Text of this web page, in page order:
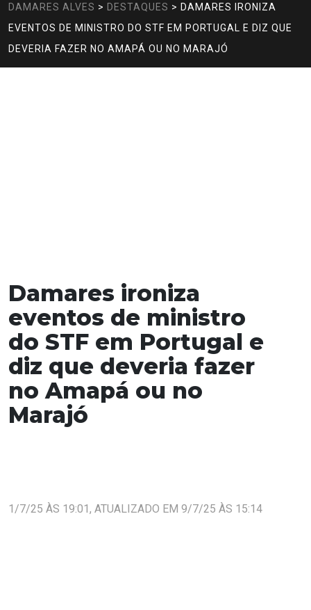
DAMARES ALVES > DESTAQUES > DAMARES IRONIZA
EVENTOS DE MINISTRO DO STF EM PORTUGAL E DIZ QUE
DEVERIA FAZER NO AMAPÁ OU NO MARAJÓ
Damares ironiza
eventos de ministro
do STF em Portugal e
diz que deveria fazer
no Amapá ou no
Marajó
1/7/25 ÀS 19:01, ATUALIZADO EM 9/7/25 ÀS 15:14